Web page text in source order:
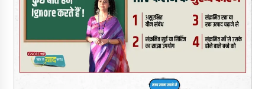
हमीरपुर के बड़सर में मनाया जाएगा राज्यस्तरीय स्वतंत्रता दिवस समारोह, CM
सुक्खू करेंगे ध्वजारोहण
07/08/2026
वन विभाग के एक हजार खिलाड़ी रामपुर में दिखाएंगे जौहर, 11 से 13 सितंबर
तक आयोजित होगी 27वीं वार्षिक खेलकूद प्रतियोगिता